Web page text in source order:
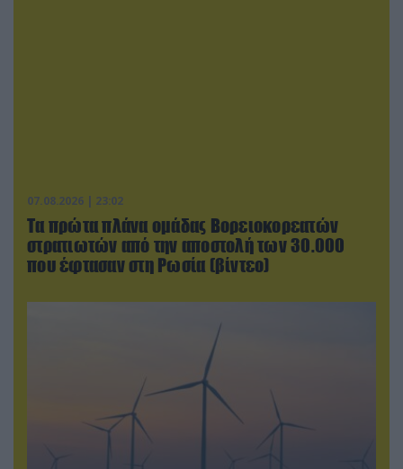
07.08.2026 | 23:02
Τα πρώτα πλάνα ομάδας Βορειοκορεατών
στρατιωτών από την αποστολή των 30.000
που έφτασαν στη Ρωσία (βίντεο)